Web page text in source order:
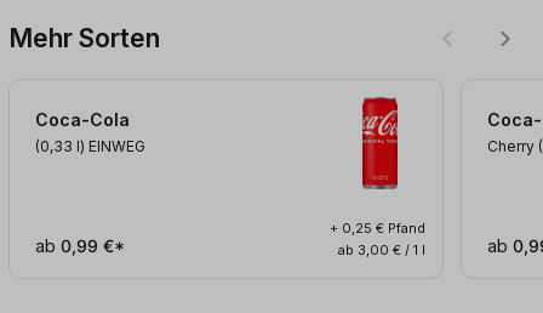
Mehr Sorten
Coca-Cola
(0,33 l) EINWEG
ab 0,99 €*
+ 0,25 € Pfand
ab 3,00 € / 1 l
Cherry
ab